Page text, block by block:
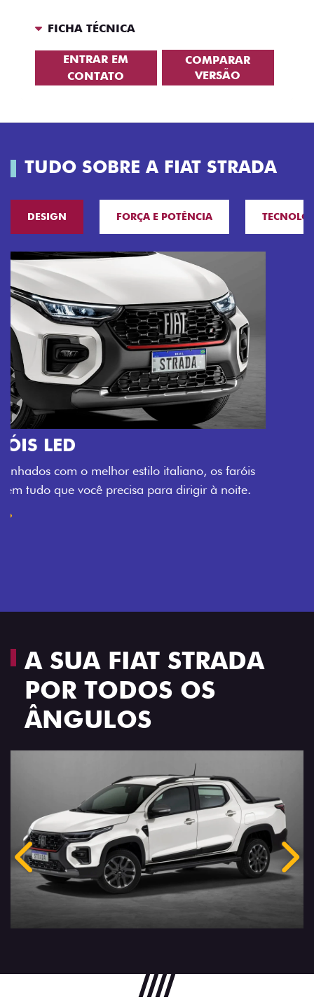
FICHA TÉCNICA
ENTRAR EM
CONTATO
COMPARAR
VERSÃO
TUDO SOBRE A FIAT STRADA
DESIGN FORÇA E POTÊNCIA
O VERDADEIRO 5 LUGARES E 4
PORTAS
Todo mundo pode viajar confortável na Fiat Strada,
que conta com cabine dupla de 5 lugares e 4 portas.
A SUA FIAT STRADA
POR TODOS OS
ÂNGULOS
Anterior